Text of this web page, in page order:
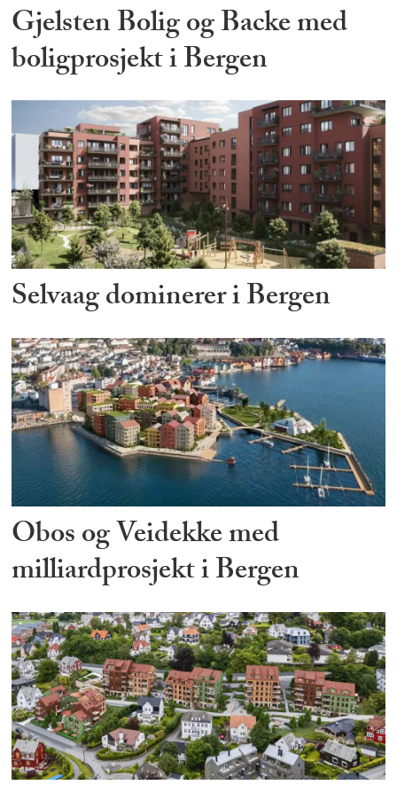
Gjelsten Bolig og Backe med
boligprosjekt i Bergen
Selvaag dominerer i Bergen
Obos og Veidekke med
milliardprosjekt i Bergen